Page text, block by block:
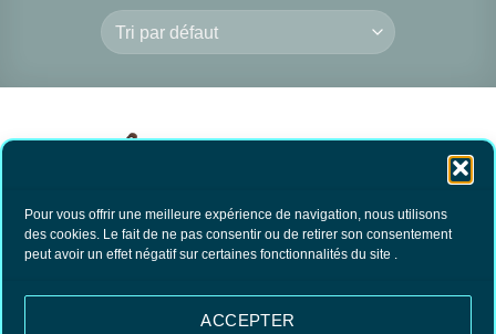
Pour vous offrir une meilleure expérience de navigation, nous utilisons
des cookies. Le fait de ne pas consentir ou de retirer son consentement
peut avoir un effet négatif sur certaines fonctionnalités du site .
ACCEPTER
Brosse à Dos en
49.70€ TTC